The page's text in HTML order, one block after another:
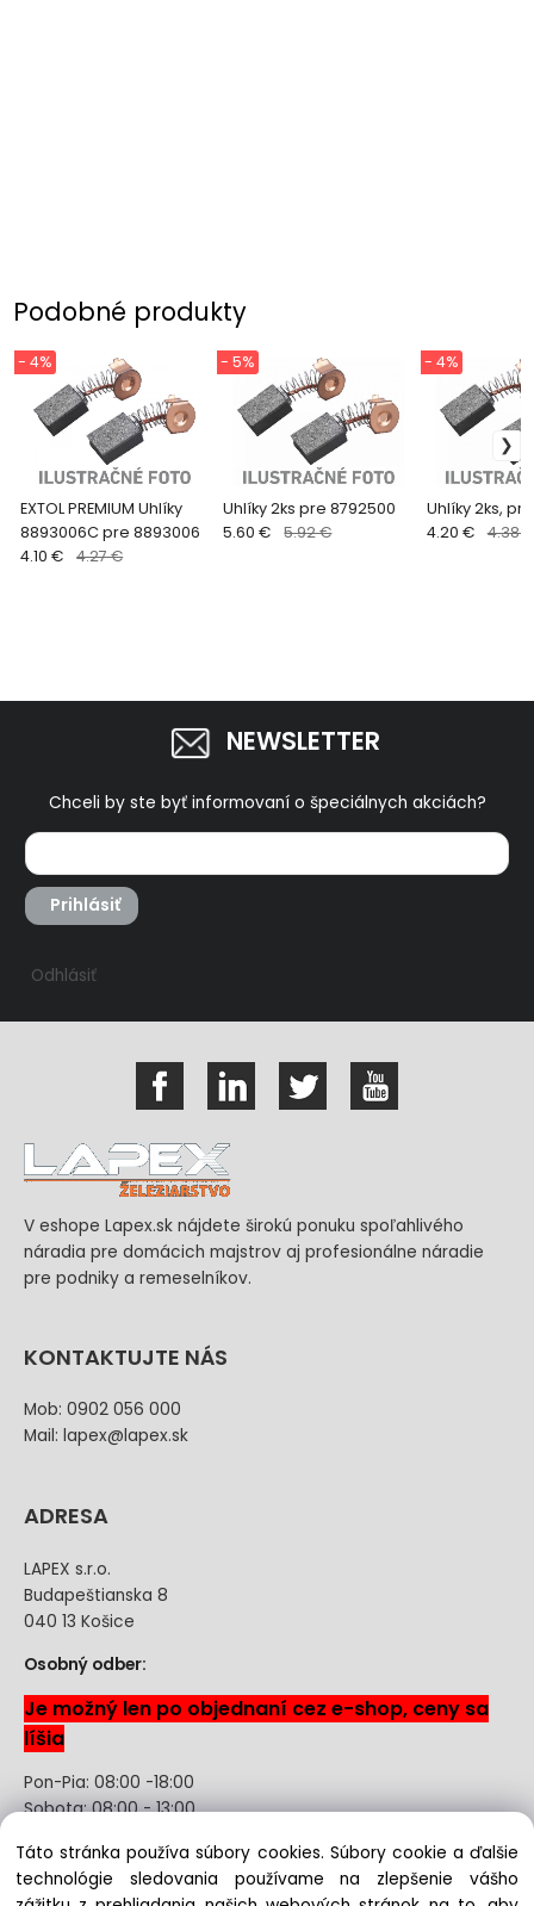
Podobné produkty
EXTOL PREMIUM Uhlíky
8893006C pre 8893006
- 4%
4.10 € 4.27 €
Uhlíky 2ks pre 8792500
- 5%
5.60 € 5.92 €
Uhlíky 2ks,
- 4%
4.20 € 4.38 €
NEWSLETTER
Chceli by ste byť informovaní o špeciálnych akciách?
Prihlásiť
Odhlásiť
V eshope Lapex.sk nájdete širokú ponuku spoľahlivého
náradia pre domácich majstrov aj profesionálne náradie
pre podniky a remeselníkov.
KONTAKTUJTE NÁS
Mob: 0902 056 000
Mail: lapex@lapex.sk
ADRESA
LAPEX s.r.o.
Budapeštianska 8
040 13 Košice
Osobný odber:
Je možný len po objednaní cez e-shop, ceny sa
líšia
Pon-Pia: 08:00 -18:00
Sobota: 08:00 - 13:00
Odstúpenie od kúpnej zmluvy uzavretej na diaľku bez
registrácie
Táto stránka používa súbory cookies. Súbory cookie a ďalšie
technológie sledovania používame na zlepšenie vášho